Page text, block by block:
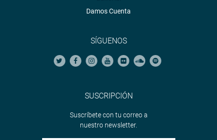
Damos Cuenta
SÍGUENOS
SUSCRIPCIÓN
Suscríbete con tu correo a
nuestro newsletter.